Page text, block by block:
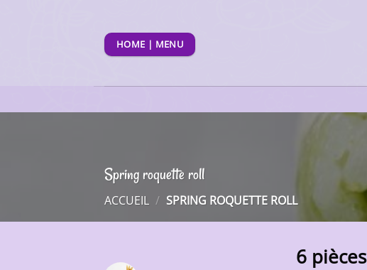
HOME | MENU
Spring roquette roll
ACCUEIL / SPRING ROQUETTE ROLL
6 pièces